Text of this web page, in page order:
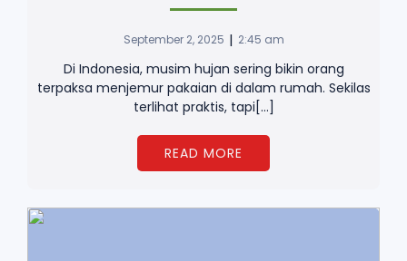
September 2, 2025 | 2:45 am
Di Indonesia, musim hujan sering bikin orang
terpaksa menjemur pakaian di dalam rumah. Sekilas
terlihat praktis, tapi[…]
READ MORE